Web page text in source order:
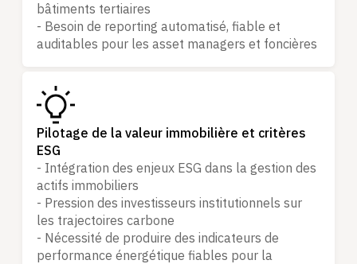
bâtiments tertiaires
- Besoin de reporting automatisé, fiable et
auditables pour les asset managers et foncières
Pilotage de la valeur immobilière et critères
ESG
- Intégration des enjeux ESG dans la gestion des
actifs immobiliers
- Pression des investisseurs institutionnels sur
les trajectoires carbone
- Nécessité de produire des indicateurs de
performance énergétique fiables pour la